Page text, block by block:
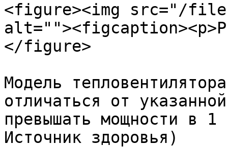
<figure><img src="/files/
</figure>
Модель
отличаться от
превышать мощности в 1
Источник здоровья)